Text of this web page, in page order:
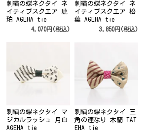
刺繍の蝶ネクタイ ネ
イティブスクエア 琥
珀 AGEHA tie
4,070円(税込)
刺繍の蝶ネクタイ ネ
イティブスクエア 松
葉 AGEHA tie
3,850円(税込)
刺繍の蝶ネクタイ マ
ジカルラッシュ 月白
AGEHA tie
刺繍の蝶ネクタイ 三
角の連なり 木蘭 TAT
EHA tie